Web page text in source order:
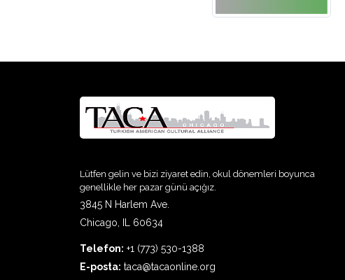
Lütfen gelin ve bizi ziyaret edin, okul dönemleri boyunca
genellikle her pazar günü açığız.
3845 N Harlem Ave.
Chicago, IL 60634
Telefon: +1 (773) 530-1388
E-posta: taca@tacaonline.org